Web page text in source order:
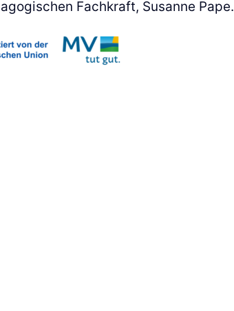
Fach­kraft, Susan­ne Pape.